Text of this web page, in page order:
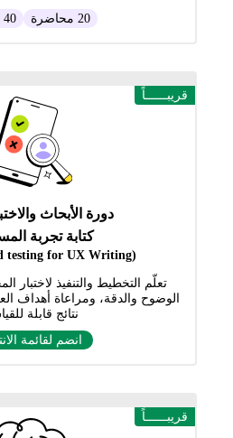
20 محاضرة
40 ساعة
قريبــــــاً
دورة الأبحاث
كتابة تجربة
(Research and testing for UX Writing)
تعلّم التخطيط والتنفيذ لاختبار
الوضوح والدقة، ومراعاة أهداف
نتائج قابلة
انضم لقائمة
قريبــــــاً